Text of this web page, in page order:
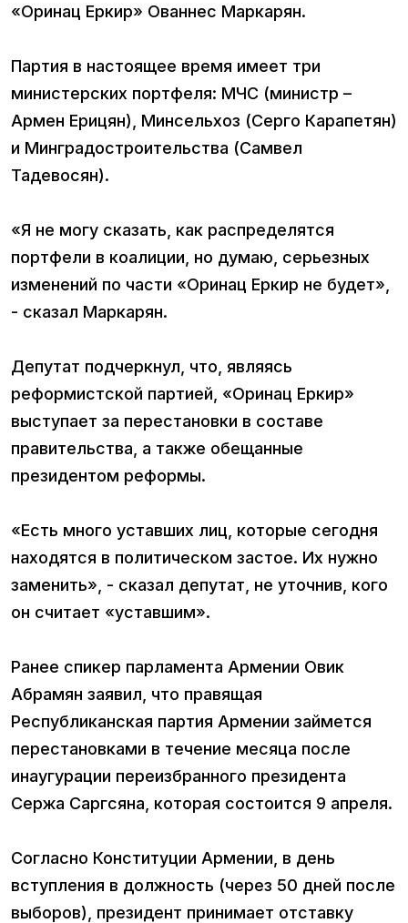
«Оринац Еркир» Ованнес Маркарян.
Партия в настоящее время имеет три
министерских портфеля: МЧС (министр –
Армен Ерицян), Минсельхоз (Серго Карапетян)
и Минградостроительства (Самвел
Тадевосян).
«Я не могу сказать, как распределятся
портфели в коалиции, но думаю, серьезных
изменений по части «Оринац Еркир не будет»,
- сказал Маркарян.
Депутат подчеркнул, что, являясь
реформистской партией, «Оринац Еркир»
выступает за перестановки в составе
правительства, а также обещанные
президентом реформы.
«Есть много уставших лиц, которые сегодня
находятся в политическом застое. Их нужно
заменить», - сказал депутат, не уточнив, кого
он считает «уставшим».
Ранее спикер парламента Армении Овик
Абрамян заявил, что правящая
Республиканская партия Армении займется
перестановками в течение месяца после
инаугурации переизбранного президента
Сержа Саргсяна, которая состоится 9 апреля.
Согласно Конституции Армении, в день
вступления в должность (через 50 дней после
выборов), президент принимает отставку